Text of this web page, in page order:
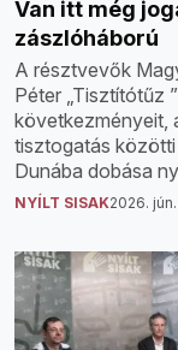
Van itt még
zászlóháború
A résztvevők
Péter „Tisztítótűz
következményeit,
tisztogatás
Dunába dobása
NYÍLT SISAK2026.